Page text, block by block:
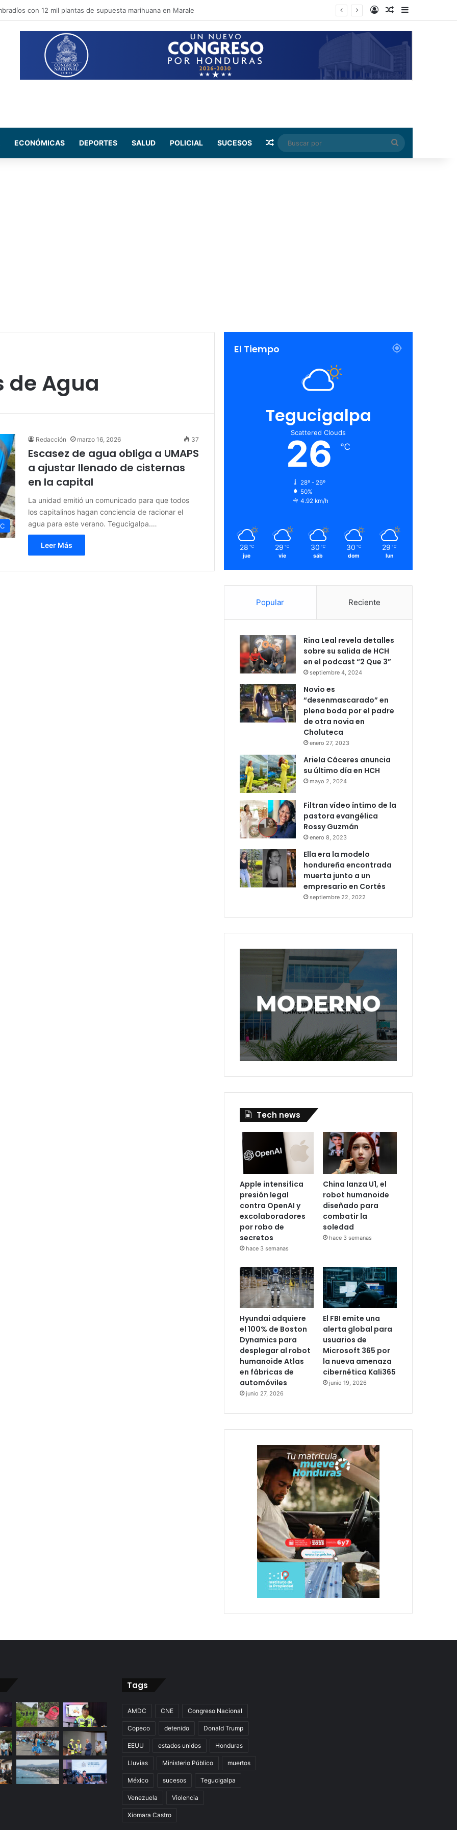
apuesta por recuperar espacios públicos y reforzar la seguridad en la capital Log InRandom Article
ECONÓMICAS DEPORTES SALUD POLICIAL SUCESOS Random Article
Buscar
por
de Agua
Redacción marzo 16, 2026 37
Escasez de agua obliga a UMAPS
a ajustar llenado de cisternas
en la capital
La unidad emitió un comunicado para que todos
los capitalinos hagan conciencia de racionar el
agua para este verano. Tegucigalpa.…
Leer Más
El Tiempo
Tegucigalpa
Scattered Clouds
26 ℃
28º - 26º
50%
4.92 km/h
28 ℃
jue
29 ℃
vie
30 ℃
sáb
30 ℃
dom
29 ℃
lun
Popular Reciente
Rina Leal revela detalles
sobre su salida de HCH
en el podcast “2 Que 3”
septiembre 4, 2024
Novio es
“desenmascarado” en
plena boda por el padre
de otra novia en
Choluteca
enero 27, 2023
Ariela Cáceres anuncia
su último día en HCH
mayo 2, 2024
Filtran vídeo íntimo de la
pastora evangélica
Rossy Guzmán
enero 8, 2023
Ella era la modelo
hondureña encontrada
muerta junto a un
empresario en Cortés
septiembre 22, 2022
Tech news
Apple intensifica
presión legal
contra OpenAI y
excolaboradores
por robo de
secretos
hace 3 semanas
China lanza U1, el
robot humanoide
diseñado para
combatir la
soledad
hace 3 semanas
Hyundai adquiere
el 100% de Boston
Dynamics para
desplegar al robot
humanoide Atlas
en fábricas de
automóviles
junio 27, 2026
El FBI emite una
alerta global para
usuarios de
Microsoft 365 por
la nueva amenaza
cibernética Kali365
junio 19, 2026
Tags
AMDC CNE Congreso Nacional
Copeco detenido Donald Trump
EEUU estados unidos Honduras
Lluvias Ministerio Público muertos
México sucesos Tegucigalpa
Venezuela Violencia
Xiomara Castro